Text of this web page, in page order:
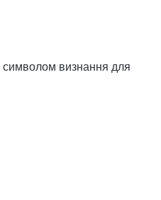
символом визнання для